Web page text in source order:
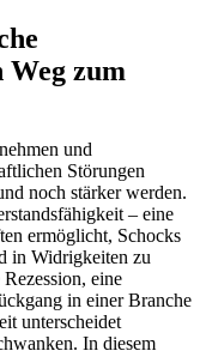
zum
und
Störungen
noch stärker werden.
– eine
ermöglicht, Schocks
in Widrigkeiten zu
eine
in einer Branche
unterscheidet
In diesem